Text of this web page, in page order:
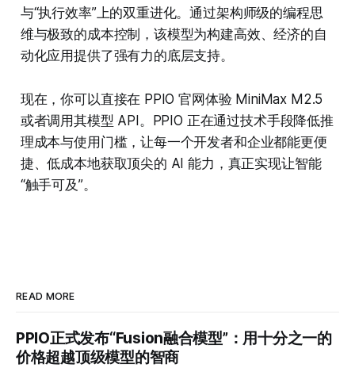
与“执行效率”上的双重进化。通过架构师级的编程思
维与极致的成本控制，该模型为构建高效、经济的自
动化应用提供了强有力的底层支持。
现在，你可以直接在 PPIO 官网体验 MiniMax M2.5
或者调用其模型 API。PPIO 正在通过技术手段降低推
理成本与使用门槛，让每一个开发者和企业都能更便
捷、低成本地获取顶尖的 AI 能力，真正实现让智能
“触手可及”。
READ MORE
PPIO正式发布“Fusion融合模型”：用十分之一的
价格超越顶级模型的智商